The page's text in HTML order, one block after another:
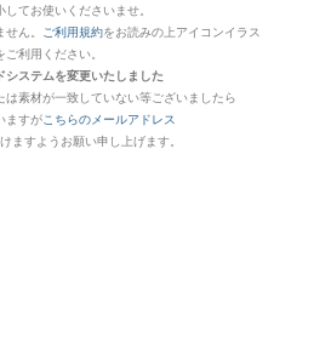
してお使いくださいませ。
ん。
ご利用規約をお読みの上アイコンイラス
ご利用ください。
ステムを変更いたしました
は素材が一致していない等ございましたら
ますがこちらのメールアドレス
ますようお願い申し上げます。